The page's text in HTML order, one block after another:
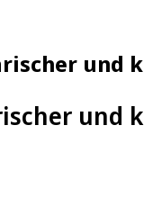
und
und